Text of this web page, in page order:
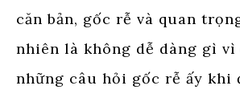
căn bản, gốc rễ và quan
nhiên là không dễ dàng gì vì
những câu hỏi gốc rễ ấy khi